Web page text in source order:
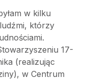
w kilku
którzy
17-
(realizując
w Centrum